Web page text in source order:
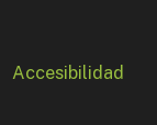
Accesibilidad